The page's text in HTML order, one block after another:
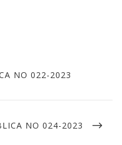
NO 022-2023
NO 024-2023